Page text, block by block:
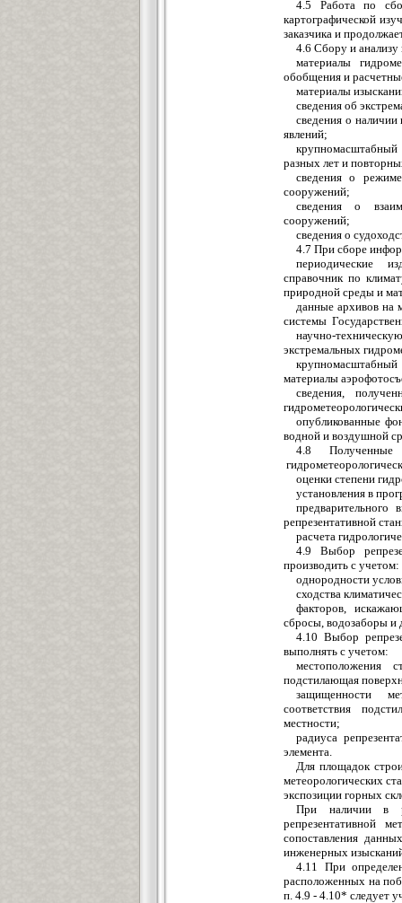
4.5 Работа по
картографической
заказчика и
4.6 Сбору и анализу
материалы
обобщения и
материалы
сведения об
сведения о наличии
явлений;
разных лет и
сведения о
сооружений;
сведения о
сооружений;
сведения о
4.7 При сборе
периодические
справочник по
природной среды и
данные архивов на
системы
научно-
экстремальных
материалы
сведения,
опубликованные
водной и воздушной
4.8
оценки степени
установления в
репрезентативной
расчета
4.9 Выбор
производить с учетом:
однородности
сходства
факторов,
сбросы, водозаборы и
4.10 Выбор
выполнять с учетом:
местоположения
подстилающая
защищенности
соответствия
местности;
радиуса
элемента.
Для площадок
метеорологических
экспозиции горных
При наличии в
репрезентативной
сопоставления
инженерных
4.11 При
расположенных на
п. 4.9 - 4.10* следует